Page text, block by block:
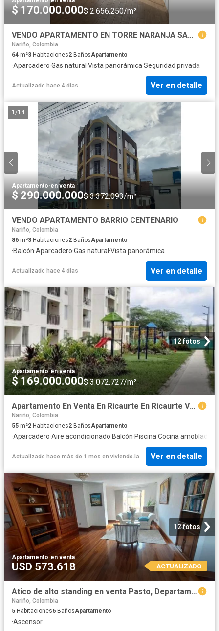
$ 170.000.000$ 2.656.250/m²
VENDO APARTAMENTO EN TORRE NARANJA SAN SEBASTIAN IPIALES
Nariño, Colombia
64 m²3 Habitaciones2 BañosApartamento
·Aparcadero·Gas natural ·Vista panorámica·Seguridad privada
Actualizado hace 4 días Ver en detalle
1 /14
Apartamento·en venta
$ 290.000.000$ 3.372.093/m²
VENDO APARTAMENTO BARRIO CENTENARIO
Nariño, Colombia
86 m²3 Habitaciones2 BañosApartamento
·Balcón·Aparcadero·Gas natural ·Vista panorámica
Actualizado hace 4 días Ver en detalle
12 fotos
Apartamento·en venta
$ 169.000.000$ 3.072.727/m²
Apartamento En Venta En Ricaurte En Ricaurte V291365
Nariño, Colombia
55 m²2 Habitaciones2 BañosApartamento
·Aparcadero·Aire acondicionado·Balcón·Piscina·Cocina amoblada
Actualizado hace más de 1 mes en viviendo.la Ver en detalle
12 fotos
Apartamento·en venta
USD 573.618 ACTUALIZADO
Atico de alto standing en venta Pasto, Departamento de Nariño
Nariño, Colombia
5 Habitaciones6 BañosApartamento
·Ascensor